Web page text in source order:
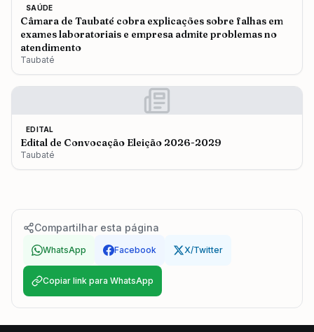
SAÚDE
Câmara de Taubaté cobra explicações sobre falhas em
exames laboratoriais e empresa admite problemas no
atendimento
Taubaté
EDITAL
Edital de Convocação Eleição 2026-2029
Taubaté
Compartilhar esta página
WhatsApp Facebook X/Twitter
Copiar link para WhatsApp